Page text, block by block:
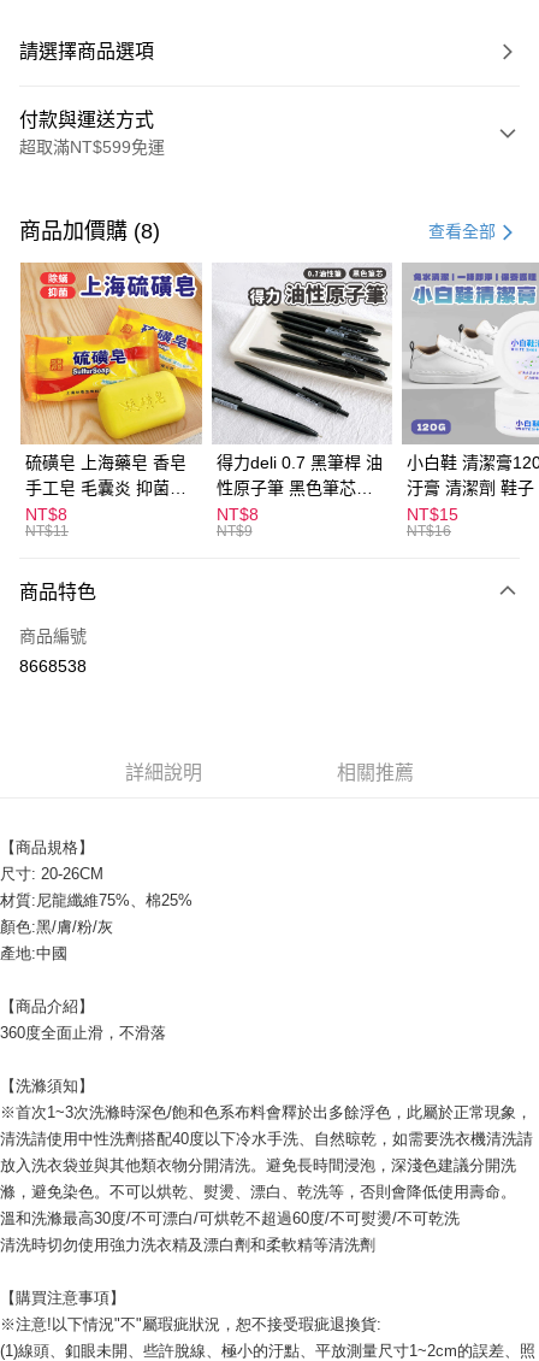
請選擇商品選項
付款與運送方式
超取滿NT$599免運
信用卡一次付款
超商取貨付款
LINE Pay
Apple Pay
街口支付
悠遊付
ATM付款
全家取貨付款
每筆NT$60，滿NT$599(含以上)免運費
付款後全家取貨
每筆NT$60，滿NT$599(含以上)免運費
每筆NT$60，滿NT$599(含以上)免運費
宅配
每筆NT$120，滿NT$1,999(含以上)免運費
商品加價購 (8) 查看全部
硫磺皂 上海藥皂 香皂
手工皂 毛囊炎 抑菌除
蟎 清潔護膚 去油去痘
寵物皮膚病 狗狗貓咪
NT$8
NT$11
得力deli 0.7 黑筆桿 油
性原子筆 黑色筆芯
S304
NT$8
NT$9
小白鞋 清潔膏
汙膏 清潔劑 鞋子
漬 白皮鞋 鞋油
NT$15
NT$16
商品特色
商品編號
8668538
詳細說明 相關推薦
【商品規格】
尺寸: 20-26CM
材質:尼龍纖維75%、棉25%
顏色:黑/膚/粉/灰
產地:中國
【商品介紹】
360度全面止滑，不滑落
【洗滌須知】
※首次1~3次洗滌時深色/飽和色系布料會釋於出多餘浮色，此屬於正常現象，
清洗請使用中性洗劑搭配40度以下冷水手洗、自然晾乾，如需要洗衣機清洗請
放入洗衣袋並與其他類衣物分開清洗。避免長時間浸泡，深淺色建議分開洗
滌，避免染色。不可以烘乾、熨燙、漂白、乾洗等，否則會降低使用壽命。
溫和洗滌最高30度/不可漂白/可烘乾不超過60度/不可熨燙/不可乾洗
清洗時切勿使用強力洗衣精及漂白劑和柔軟精等清洗劑
【購買注意事項】
※注意!以下情況"不"屬瑕疵狀況，恕不接受瑕疵退換貨:
(1)線頭、釦眼未開、些許脫線、極小的汙點、平放測量尺寸1~2cm的誤差、照